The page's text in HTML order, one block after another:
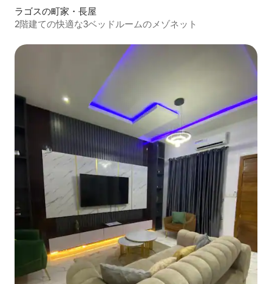
ラゴスの町家・長屋
2階建ての快適な3ベッドルームのメゾネット